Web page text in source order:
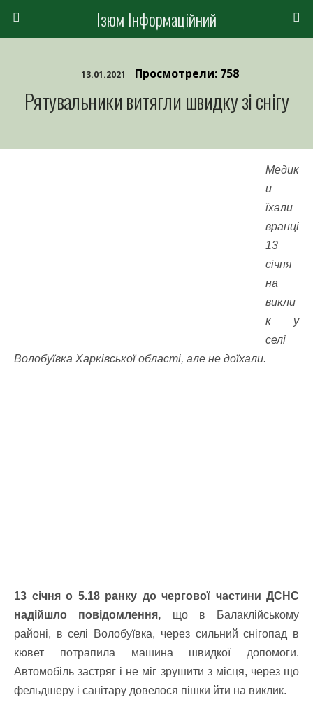
Ізюм Інформаційний
13.01.2021 Просмотрели: 758
Рятувальники витягли швидку зі снігу
Медик
и
їхали
вранці
13
січня
на
викли
к у
селі
Волобуївка Харківської області, але не доїхали.
13 січня о 5.18 ранку до чергової частини ДСНС
надійшло повідомлення, що в Балаклійському
районі, в селі Волобуївка, через сильний снігопад в
кювет потрапила машина швидкої допомоги.
Автомобіль застряг і не міг зрушити з місця, через що
фельдшеру і санітару довелося пішки йти на виклик.